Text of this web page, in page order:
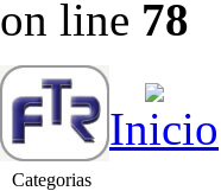
on line 78
Inicio
Categorias